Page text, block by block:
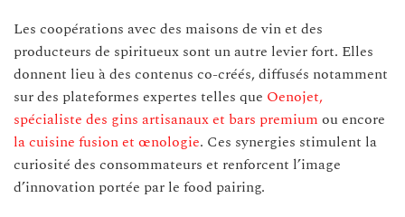
Les coopérations avec des maisons de vin et des
producteurs de spiritueux sont un autre levier fort. Elles
donnent lieu à des contenus co-créés, diffusés notamment
sur des plateformes expertes telles que Oenojet,
spécialiste des gins artisanaux et bars premium ou encore
la cuisine fusion et œnologie. Ces synergies stimulent la
curiosité des consommateurs et renforcent l’image
d’innovation portée par le food pairing.